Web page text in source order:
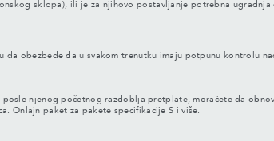
sklopa), ili je za njihovo postavljanje potrebna
da obezbede da u svakom trenutku imaju potpunu kontrolu
njenog početnog razdoblja pretplate, moraćete da
Onlajn paket za pakete specifikacije S i više.